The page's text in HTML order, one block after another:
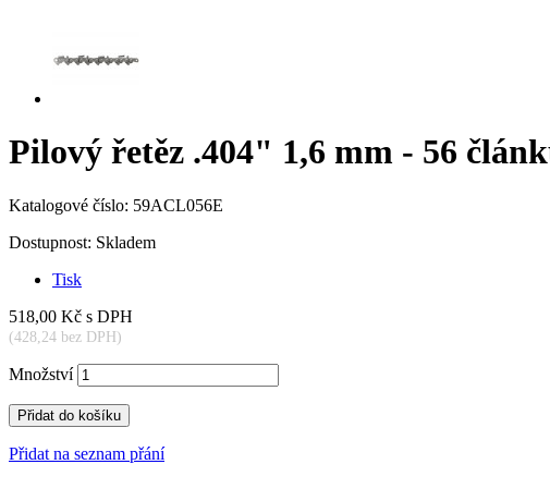
Pilový řetěz .404" 1,6 mm - 56
Katalogové číslo: 59ACL056E
Dostupnost: Skladem
Tisk
518,00 Kč s DPH
(428,24 bez DPH)
Množství
Přidat do košíku
Přidat na seznam přání